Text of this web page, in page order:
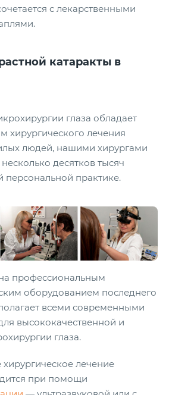
с лекарственными
катаракты в
глаза обладает
хирургического лечения
людей, нашими хирургами
десятков тысяч
персональной практике.
профессиональным
оборудованием последнего
всеми современными
высококачественной и
глаза.
лечение
при помощи